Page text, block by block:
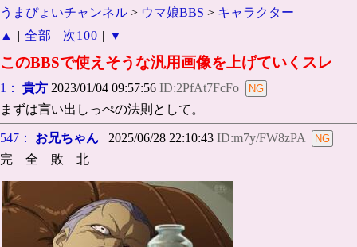
うまぴょいチャンネル > ウマ娘BBS > キャラクター
▲
| 全部 | 次100 | ▼
このBBSで使えそうな汎用画像を上げていくスレ
1： 貴方 2023/01/04 09:57:56 ID:2PfAt7FcFo
まずは言い出しっぺの法則として。
547： お兄ちゃん 2025/06/28 22:10:43 ID:m7y/FW8zPA
完 全 敗 北